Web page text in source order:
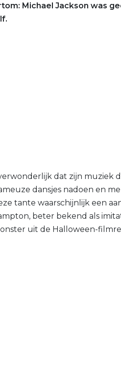
Michael Jackson was
dat zijn muziek
dansjes nadoen en
tante waarschijnlijk een
beter bekend als
uit de Halloween-